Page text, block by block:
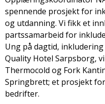
spennende prosjekt for
og utdanning. Vi fikk et
partssamarbeid for
Ung på dagtid,
Quality Hotel Sarpsborg,
Thermocold og Fork
Springbrett; et prosjekt
bedrifter.